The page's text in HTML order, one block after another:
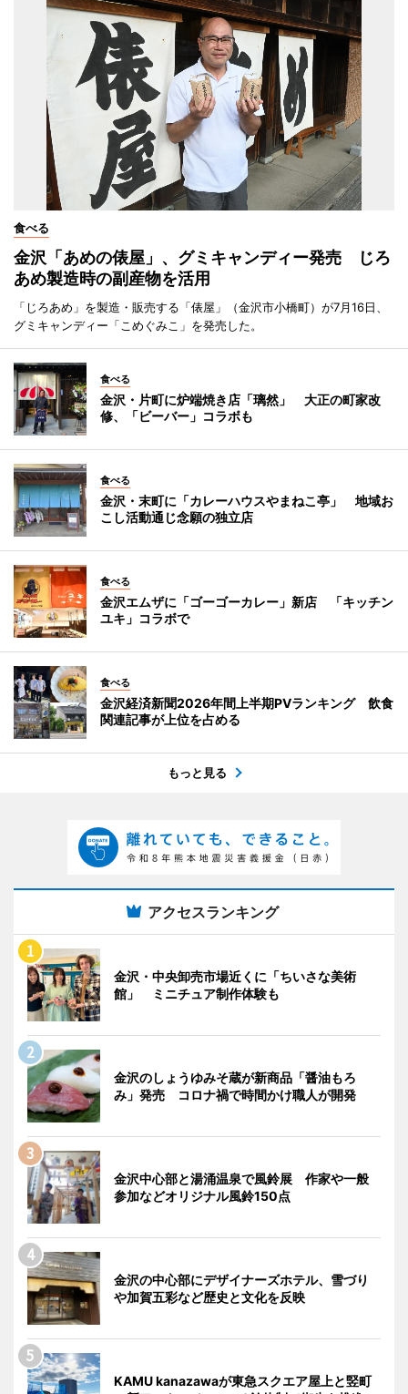
食べる
金沢「あめの俵屋」、グミキャンディー発売 じろ
あめ製造時の副産物を活用
「じろあめ」を製造・販売する「俵屋」（金沢市小橋町）が7月16日、
グミキャンディー「こめぐみこ」を発売した。
食べる
金沢・片町に炉端焼き店「璃然」 大正の町家改
修、「ビーバー」コラボも
食べる
金沢・末町に「カレーハウスやまねこ亭」 地域お
こし活動通じ念願の独立店
食べる
金沢エムザに「ゴーゴーカレー」新店 「キッチン
ユキ」コラボで
食べる
金沢経済新聞2026年間上半期PVランキング 飲食
関連記事が上位を占める
もっと見る
アクセスランキング
金沢・中央卸売市場近くに「ちいさな美術
館」 ミニチュア制作体験も
金沢のしょうゆみそ蔵が新商品「醤油もろ
み」発売 コロナ禍で時間かけ職人が開発
金沢中心部と湯涌温泉で風鈴展 作家や一般
参加などオリジナル風鈴150点
金沢の中心部にデザイナーズホテル、雪づり
や加賀五彩など歴史と文化を反映
KAMU kanazawaが東急スクエア屋上と竪町